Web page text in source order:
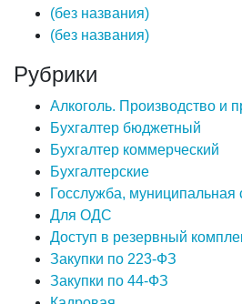
(без названия)
(без названия)
Рубрики
Алкоголь. Производство и
Бухгалтер бюджетный
Бухгалтер коммерческий
Бухгалтерские
Госслужба, муниципальная
Для ОДС
Доступ в резервный
Закупки по 223-ФЗ
Закупки по 44-ФЗ